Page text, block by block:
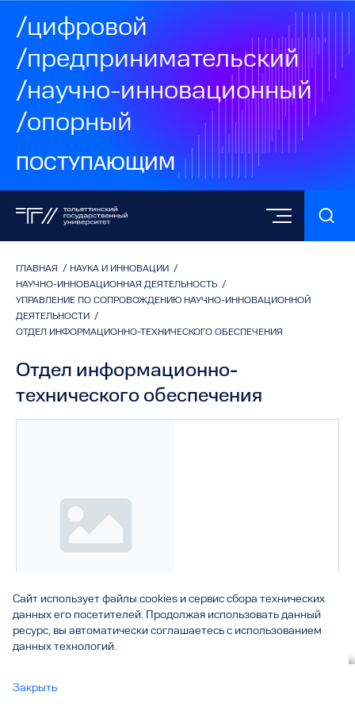
/цифровой
/предпринимательский
/научно-инновационный
/опорный
ПОСТУПАЮЩИМ
ГЛАВНАЯ / НАУКА И ИННОВАЦИИ /
НАУЧНО-ИННОВАЦИОННАЯ ДЕЯТЕЛЬНОСТЬ /
УПРАВЛЕНИЕ ПО СОПРОВОЖДЕНИЮ НАУЧНО-ИННОВАЦИОННОЙ
ДЕЯТЕЛЬНОСТИ /
ОТДЕЛ ИНФОРМАЦИОННО-ТЕХНИЧЕСКОГО ОБЕСПЕЧЕНИЯ
Отдел информационно-
технического обеспечения
Вы смотрите
Начальник отдела
Сайт использует файлы cookies и сервис сбора технических
данных его посетителей. Продолжая использовать данный
ресурс, вы автоматически соглашаетесь с использованием
данных технологий.
Закрыть